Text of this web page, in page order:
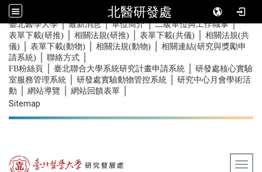
北醫研發處
::: 臺北醫學大學｜最新消息｜單位簡介｜二級單位與工作職掌｜
表單下載(研推) 相關法規(研推) 表單下載(共儀)
相關法規(共
儀)
表單下載(動物) 相關法規(動物)
相關連結(研究與獎勵申
請系統)
聯絡方式
FB粉絲頁 臺北聯合大學系統研究計畫申請系統
研發處核心實驗
室服務管理系統
研發處實驗動物管控系統
研究中心月會學術活
動
網站導覽 網站回饋表單
Sitemap